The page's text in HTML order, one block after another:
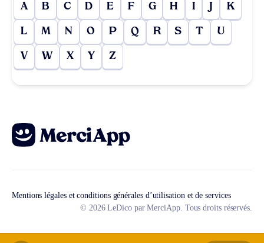
A B C D E F G H I J K
L M N O P Q R S T U
V W X Y Z
Mentions légales et conditions générales d’utilisation et de services
© 2026 LeDico par MerciApp. Tous droits réservés.